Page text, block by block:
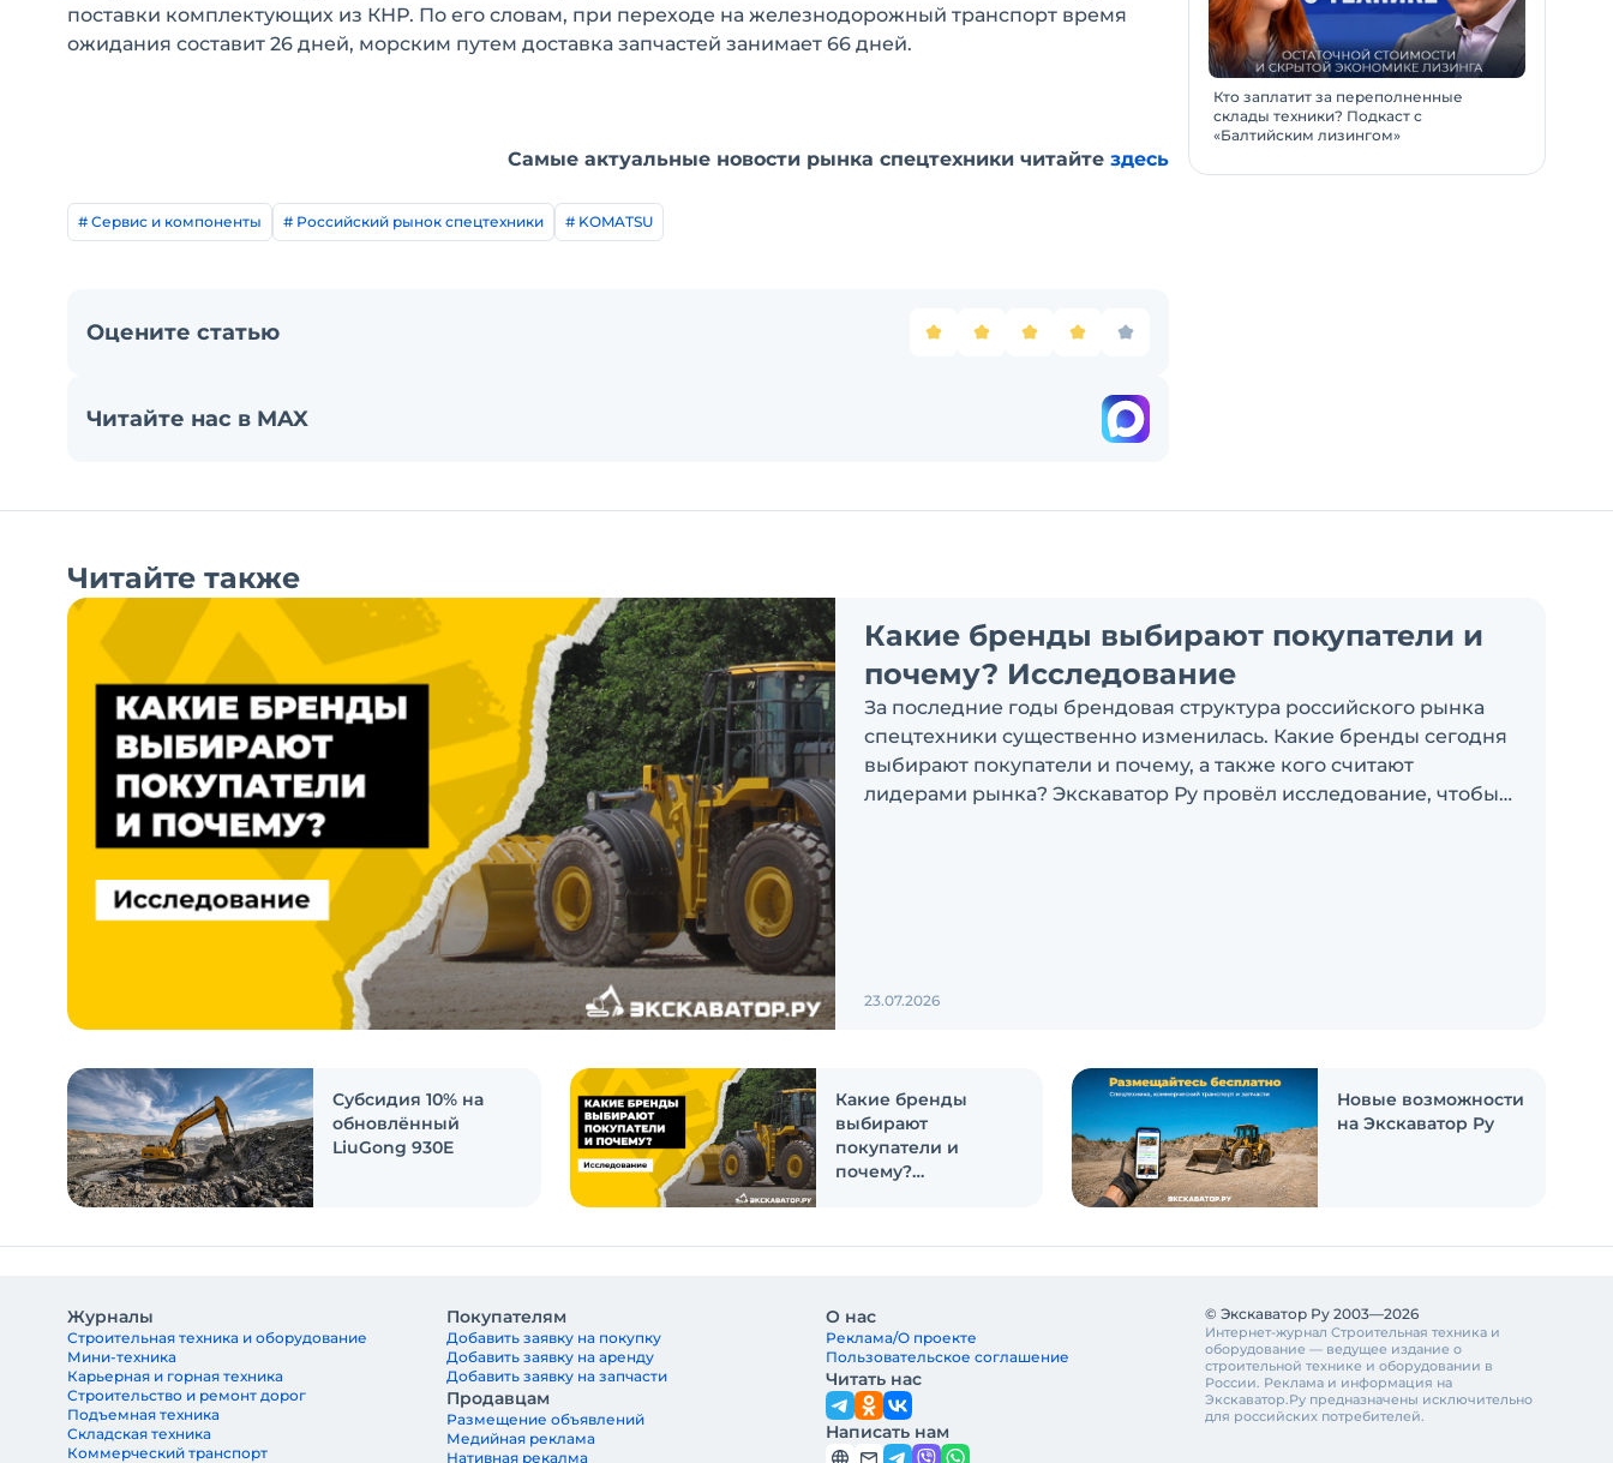
поставки комплектующих из КНР. По его словам, при переходе на железнодорожный транспорт время
ожидания составит 26 дней, морским путем доставка запчастей занимает 66 дней.
Самые актуальные новости рынка спецтехники читайте здесь
# Сервис и компоненты # Российский рынок спецтехники # KOMATSU
Оцените статью
Читайте нас в MAX
Кто заплатит за переполненные
склады техники? Подкаст с
«Балтийским лизингом»
Читайте также
Какие бренды выбирают покупатели и
почему? Исследование
За последние годы брендовая структура российского рынка
спецтехники существенно изменилась. Какие бренды сегодня
выбирают покупатели и почему, а также кого считают
лидерами рынка? Экскаватор Ру провёл исследование, чтобы
23.07.2026
Субсидия 10% на
обновлённый
LiuGong 930E
Какие бренды
выбирают
покупатели и
почему?
Новые возможности
на Экскаватор Ру
Журналы
Строительная техника и оборудование
Мини-техника
Карьерная и горная техника
Строительство и ремонт дорог
Подъемная техника
Складская техника
Коммерческий транспорт
Покупателям
Добавить заявку на покупку
Добавить заявку на аренду
Добавить заявку на запчасти
Продавцам
Размещение объявлений
Медийная реклама
Нативная рекалма
О нас
Реклама/О проекте
Пользовательское соглашение
Читать нас
Написать нам
© Экскаватор Ру 2003—2026
Интернет-журнал Строительная техника и
оборудование — ведущее издание о
строительной технике и оборудовании в
России. Реклама и информация на
Экскаватор.Ру предназначены исключительно
для российских потребителей.